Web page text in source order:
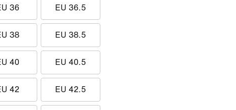
36 EU 36.5
38 EU 38.5
40 EU 40.5
42 EU 42.5